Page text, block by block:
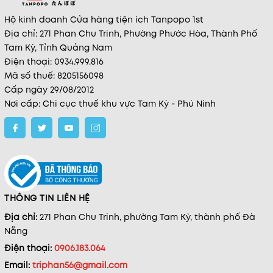
Hộ kinh doanh Cửa hàng tiện ích Tanpopo 1st
Địa chỉ: 271 Phan Chu Trinh, Phường Phước Hòa, Thành Phố
Tam Kỳ, Tỉnh Quảng Nam
Điện thoại: 0934.999.816
Mã số thuế: 8205156098
Cấp ngày 29/08/2012
Nơi cấp: Chi cục thuế khu vực Tam Kỳ - Phú Ninh
THÔNG TIN LIÊN HỆ
Địa chỉ: 271 Phan Chu Trinh, phường Tam Kỳ, thành phố Đà
Nẵng
Điện thoại: 0906.183.064
Email: triphan56@gmail.com